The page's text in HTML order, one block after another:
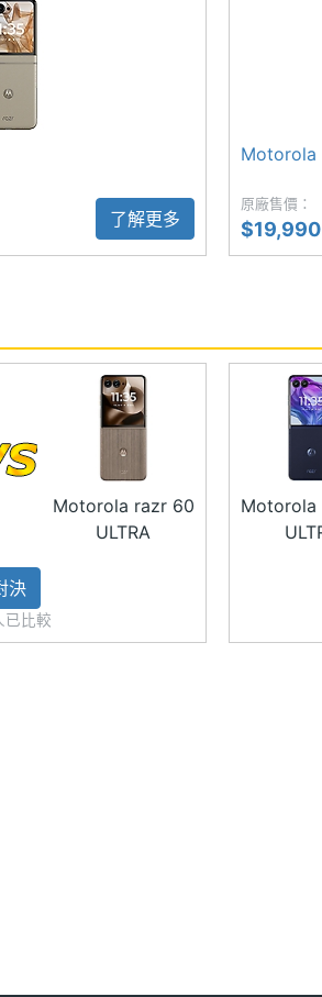
水晶品牌 Swarovski 施華洛世奇
附聯名款 razr 60 手機、moto 限
，將科技質感與精緻工藝完美融合
，搭配立體絎縫皮革風格，手工鑲
點綴一顆 26 切面水晶，如冰面初
般閃耀奪目。
色
（90Hz 螢幕更新率）
核心處理器
+ 1,300 萬超廣角微距鏡頭
頭
inch
pixels
了解更多
Motorola
原廠售價：
$19,990
Motorola razr 60
ULTRA
決
已比較
Motorola